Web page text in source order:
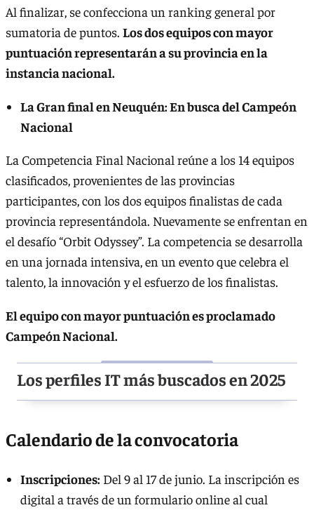
Al finalizar, se confecciona un ranking general por
sumatoria de puntos. Los dos equipos con mayor
puntuación representarán a su provincia en la
instancia nacional.
La Gran final en Neuquén: En busca del Campeón
Nacional
La Competencia Final Nacional reúne a los 14 equipos
clasificados, provenientes de las provincias
participantes, con los dos equipos finalistas de cada
provincia representándola. Nuevamente se enfrentan en
el desafío “Orbit Odyssey”. La competencia se desarrolla
en una jornada intensiva, en un evento que celebra el
talento, la innovación y el esfuerzo de los finalistas.
El equipo con mayor puntuación es proclamado
Campeón Nacional.
Los perfiles IT más buscados en 2025
Calendario de la convocatoria
Inscripciones:Del 9 al 17 de junio. La inscripción es
digital a través de un formulario online al cual